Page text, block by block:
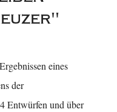
eines
der
Entwürfen und über